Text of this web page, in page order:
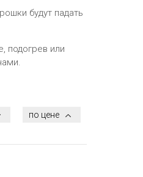
будут падать
подогрев или
по цене